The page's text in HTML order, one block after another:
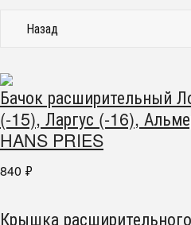
Назад
Бачок расширительный
(-15), Ларгус (-16),
HANS PRIES
840 ₽
Крышка